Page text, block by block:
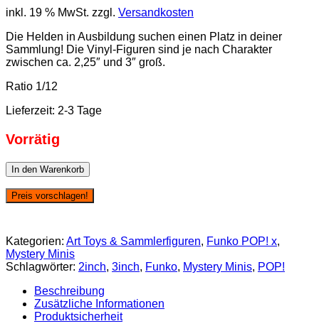
inkl. 19 % MwSt. zzgl. Versandkosten
Die Helden in Ausbildung suchen einen Platz in deiner
Sammlung! Die Vinyl-Figuren sind je nach Charakter
zwischen ca. 2,25″ und 3″ groß.
Ratio 1/12
Lieferzeit: 2-3 Tage
Vorrätig
Funko
Mystery
Minis:
My
S9
(Battle
Ready
Hawks
Menge
In den Warenkorb
Preis vorschlagen!
Kategorien: Art Toys & Sammlerfiguren, Funko POP! x,
Mystery Minis
Schlagwörter: 2inch, 3inch, Funko, Mystery Minis, POP!
Beschreibung
Zusätzliche Informationen
Produktsicherheit